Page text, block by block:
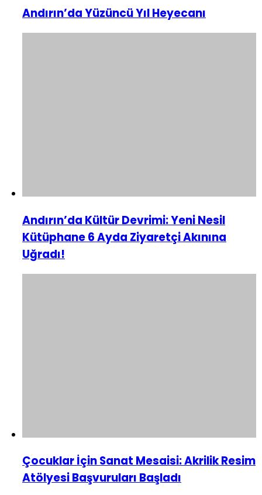
Andırın’da Yüzüncü Yıl Heyecanı
Andırın’da Kültür Devrimi: Yeni Nesil
Kütüphane 6 Ayda Ziyaretçi Akınına
Uğradı!
Çocuklar İçin Sanat Mesaisi: Akrilik Resim
Atölyesi Başvuruları Başladı